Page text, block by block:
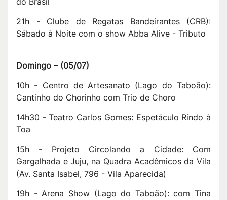
21h - Clube de Regatas Bandeirantes (CRB):
Sábado à Noite com o show Abba Alive - Tributo
Domingo – (05/07)
10h - Centro de Artesanato (Lago do Taboão):
Cantinho do Chorinho com Trio de Choro
14h30 - Teatro Carlos Gomes: Espetáculo Rindo à
Toa
15h - Projeto Circolando a Cidade: Com
Gargalhada e Juju, na Quadra Acadêmicos da Vila
(Av. Santa Isabel, 796 - Vila Aparecida)
19h - Arena Show (Lago do Taboão): com Tina